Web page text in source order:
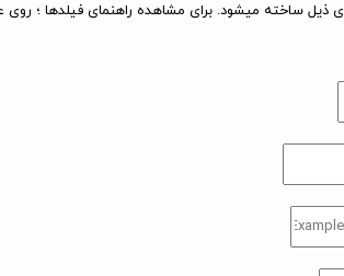
ذیل ساخته میشود. برای مشاهده راهنمای فیلدها ؛